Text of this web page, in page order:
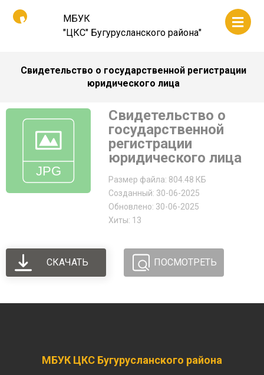
МБУК
"ЦКС" Бугурусланского района"
Свидетельство о государственной регистрации
юридического лица
Свидетельство о
государственной
регистрации
юридического лица
Размер файла: 804.48 КБ
Созданный: 30-06-2025
Обновлено: 30-06-2025
Хиты: 13
СКАЧАТЬ ПОСМОТРЕТЬ
МБУК ЦКС Бугурусланского района